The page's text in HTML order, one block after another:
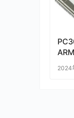
译
区域
2024